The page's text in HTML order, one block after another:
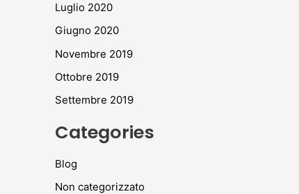
Luglio 2020
Giugno 2020
Novembre 2019
Ottobre 2019
Settembre 2019
Categories
Blog
Non categorizzato